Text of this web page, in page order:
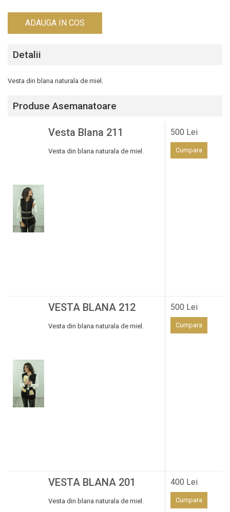
ADAUGA IN COS
Detalii
Vesta din blana naturala de miel.
Produse Asemanatoare
Vesta Blana 211
Vesta din blana naturala de miel.
500 Lei
Cumpara
VESTA BLANA 212
Vesta din blana naturala de miel.
500 Lei
Cumpara
VESTA BLANA 201
Vesta din blana naturala de miel.
400 Lei
Cumpara